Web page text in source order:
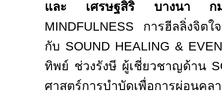
และ เศรษฐสิริ บางนา กม
MINDFULNESS การฮีลลิ่งจิต
กับ SOUND HEALING &
ทิพย์ ช่วงรังษี ผู้เชี่ยวชาญด้าน
ศาสตร์การบำบัดเพื่อการผ่อน